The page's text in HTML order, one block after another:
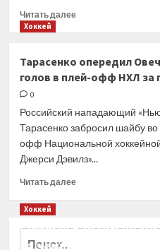
Читать далееПрочитать
нападающие
Контиола
игровую
карьеру
Хоккей
Тарасенко опередил
голов в плей-офф НХЛ за
0
Российский нападающий
Тарасенко забросил шайбу
офф Национальной
Джерси Дэвилз»...
Читать далееПрочитать
Хоккей
Сборная Канады по
на чемпионат мира